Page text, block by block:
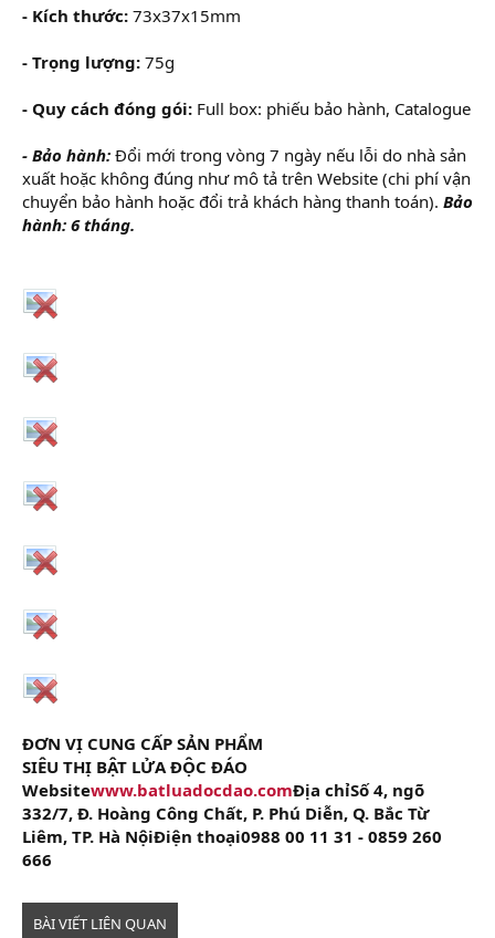
- Kích thước: 73x37x15mm
- Trọng lượng: 75g
- Quy cách đóng gói: Full box: phiếu bảo hành, Catalogue
- Bảo hành: Đổi mới trong vòng 7 ngày nếu lỗi do nhà sản
xuất hoặc không đúng như mô tả trên Website (chi phí vận
chuyển bảo hành hoặc đổi trả khách hàng thanh toán). Bảo
hành: 6 tháng.
ĐƠN VỊ CUNG CẤP SẢN PHẨM
SIÊU THỊ BẬT LỬA ĐỘC ĐÁO
Websitewww.batluadocdao.comĐịa chỉSố 4, ngõ
332/7, Đ. Hoàng Công Chất, P. Phú Diễn, Q. Bắc Từ
Liêm, TP. Hà NộiĐiện thoại0988 00 11 31 - 0859 260
666
BÀI VIẾT LIÊN QUAN